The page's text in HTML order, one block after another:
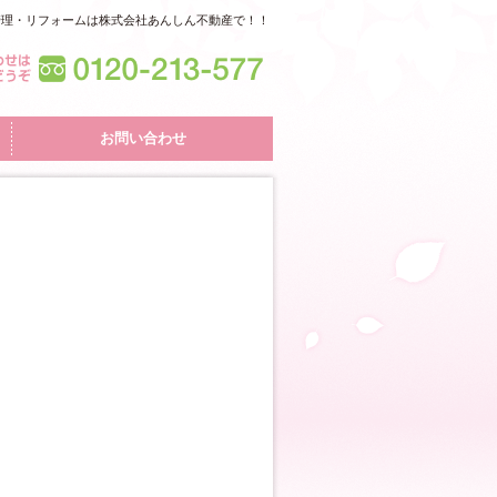
・リフォームは株式会社あんしん不動産で！！
お問い合わせ